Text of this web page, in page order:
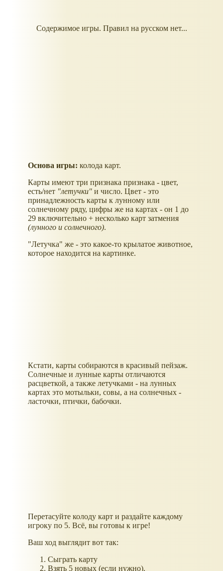
Содержимое игры. Правил на русском нет...
Основа игры: колода карт.
Карты имеют три признака признака - цвет,
есть/нет "летучки" и число. Цвет - это
принадлежность карты к лунному или
солнечному ряду, цифры же на картах - он 1 до
29 включительно + несколько карт затмения
(лунного и солнечного).
"Летучка" же - это какое-то крылатое животное,
которое находится на картинке.
Кстати, карты собираются в красивый пейзаж.
Солнечные и лунные карты отличаются
расцветкой, а также летучками - на лунных
картах это мотыльки, совы, а на солнечных -
ласточки, птички, бабочки.
Перетасуйте колоду карт и раздайте каждому
игроку по 5. Всё, вы готовы к игре!
Ваш ход выглядит вот так:
Сыграть карту
Взять 5 новых (если нужно).